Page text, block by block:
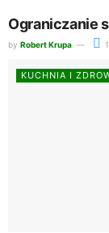
Ograniczanie
by Robert Krupa
KUCHNIA I